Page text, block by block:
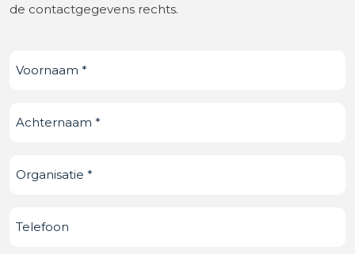
de contactgegevens rechts.
Voornaam (Vereist)
Achternaam (Vereist)
Organisatie(Vereist)
Telefoonnummer